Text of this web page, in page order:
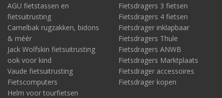
AGU fietstassen en
fietsuitrusting
Camelbak rugzakken, bidons
& méér
Jack Wolfskin fietsuitrusting
ook voor kind
Vaude fietsuitrusting
Fietscomputers
Helm voor tourfietsen
Fietsdragers 3 fietsen
Fietsdragers 4 fietsen
Fietsdrager inklapbaar
Fietsdragers Thule
Fietsdragers ANWB
Fietsdragers Marktplaats
Fietsdrager accessoires
Fietsdrager kopen